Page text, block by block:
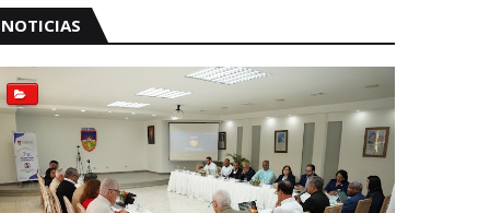
NOTICIAS